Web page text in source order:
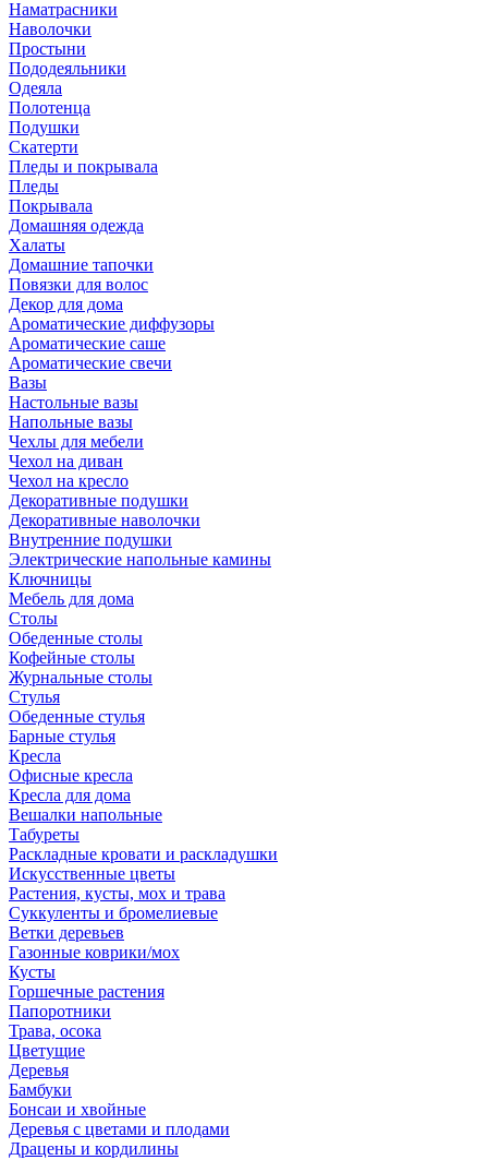
Наматрасники
Наволочки
Простыни
Пододеяльники
Одеяла
Полотенца
Подушки
Скатерти
Пледы и покрывала
Пледы
Покрывала
Домашняя одежда
Халаты
Домашние тапочки
Повязки для волос
Декор для дома
Ароматические диффузоры
Ароматические саше
Ароматические свечи
Вазы
Настольные вазы
Напольные вазы
Чехлы для мебели
Чехол на диван
Чехол на кресло
Декоративные подушки
Декоративные наволочки
Внутренние подушки
Электрические напольные камины
Ключницы
Мебель для дома
Столы
Обеденные столы
Кофейные столы
Журнальные столы
Стулья
Обеденные стулья
Барные стулья
Кресла
Офисные кресла
Кресла для дома
Вешалки напольные
Табуреты
Раскладные кровати и раскладушки
Искусственные цветы
Растения, кусты, мох и трава
Суккуленты и бромелиевые
Ветки деревьев
Газонные коврики/мох
Кусты
Горшечные растения
Папоротники
Трава, осока
Цветущие
Деревья
Бамбуки
Бонсаи и хвойные
Деревья с цветами и плодами
Драцены и кордилины